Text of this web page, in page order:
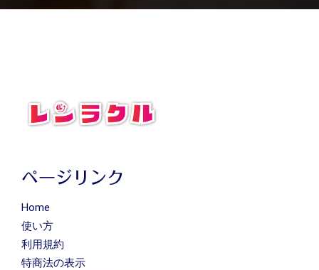
ページリンク
Home
使い方
利用規約
特商法の表示